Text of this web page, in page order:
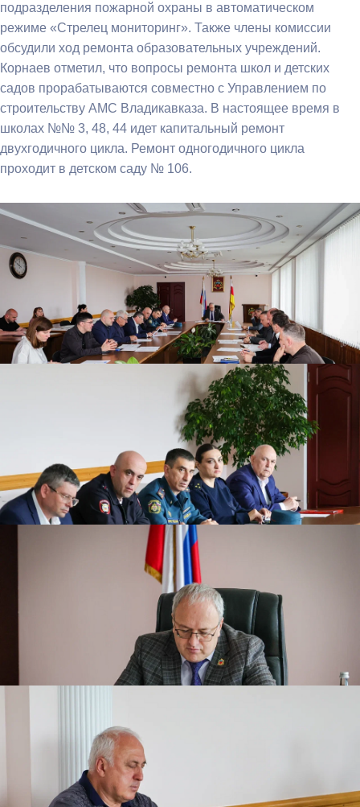
подразделения пожарной охраны в автоматическом
режиме «Стрелец мониторинг». Также члены комиссии
обсудили ход ремонта образовательных учреждений.
Корнаев отметил, что вопросы ремонта школ и детских
садов прорабатываются совместно с Управлением по
строительству АМС Владикавказа. В настоящее время в
школах №№ 3, 48, 44 идет капитальный ремонт
двухгодичного цикла. Ремонт одногодичного цикла
проходит в детском саду № 106.